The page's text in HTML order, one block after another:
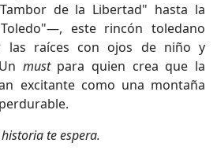
de la Libertad" hasta la
este rincón toledano
las raíces con ojos de niño y
mustpara quien crea que la
excitante como una montaña
te espera.